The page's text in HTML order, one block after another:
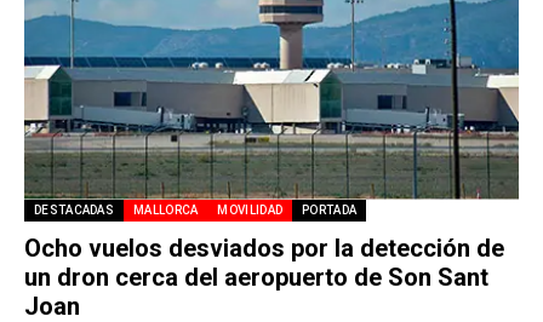
DESTACADAS MALLORCA MOVILIDAD PORTADA
Ocho vuelos desviados por la detección de
un dron cerca del aeropuerto de Son Sant
Joan